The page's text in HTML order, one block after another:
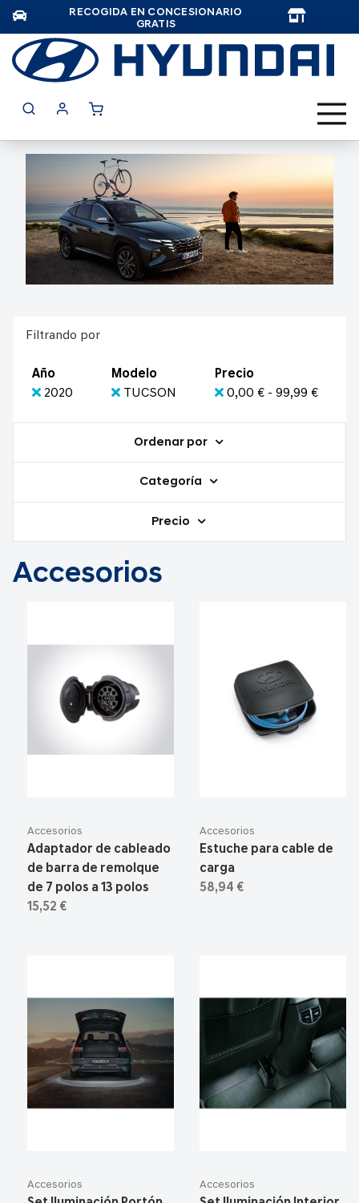
RECOGIDA EN CONCESIONARIO
GRATIS
Filtrando por
Año
2020
Modelo
TUCSON
Precio
0,00 € - 99,99 €
Ordenar por
Categoría
Precio
Accesorios
Accesorios
Adaptador de cableado
de barra de remolque
de 7 polos a 13 polos
15,52 €
Accesorios
Estuche para cable de
carga
58,94 €
Accesorios Accesorios